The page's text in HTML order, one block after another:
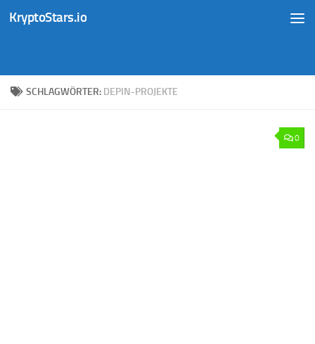
Zum Inhalt springen
KryptoStars.io
SCHLAGWÖRTER: DEPIN-PROJEKTE
0